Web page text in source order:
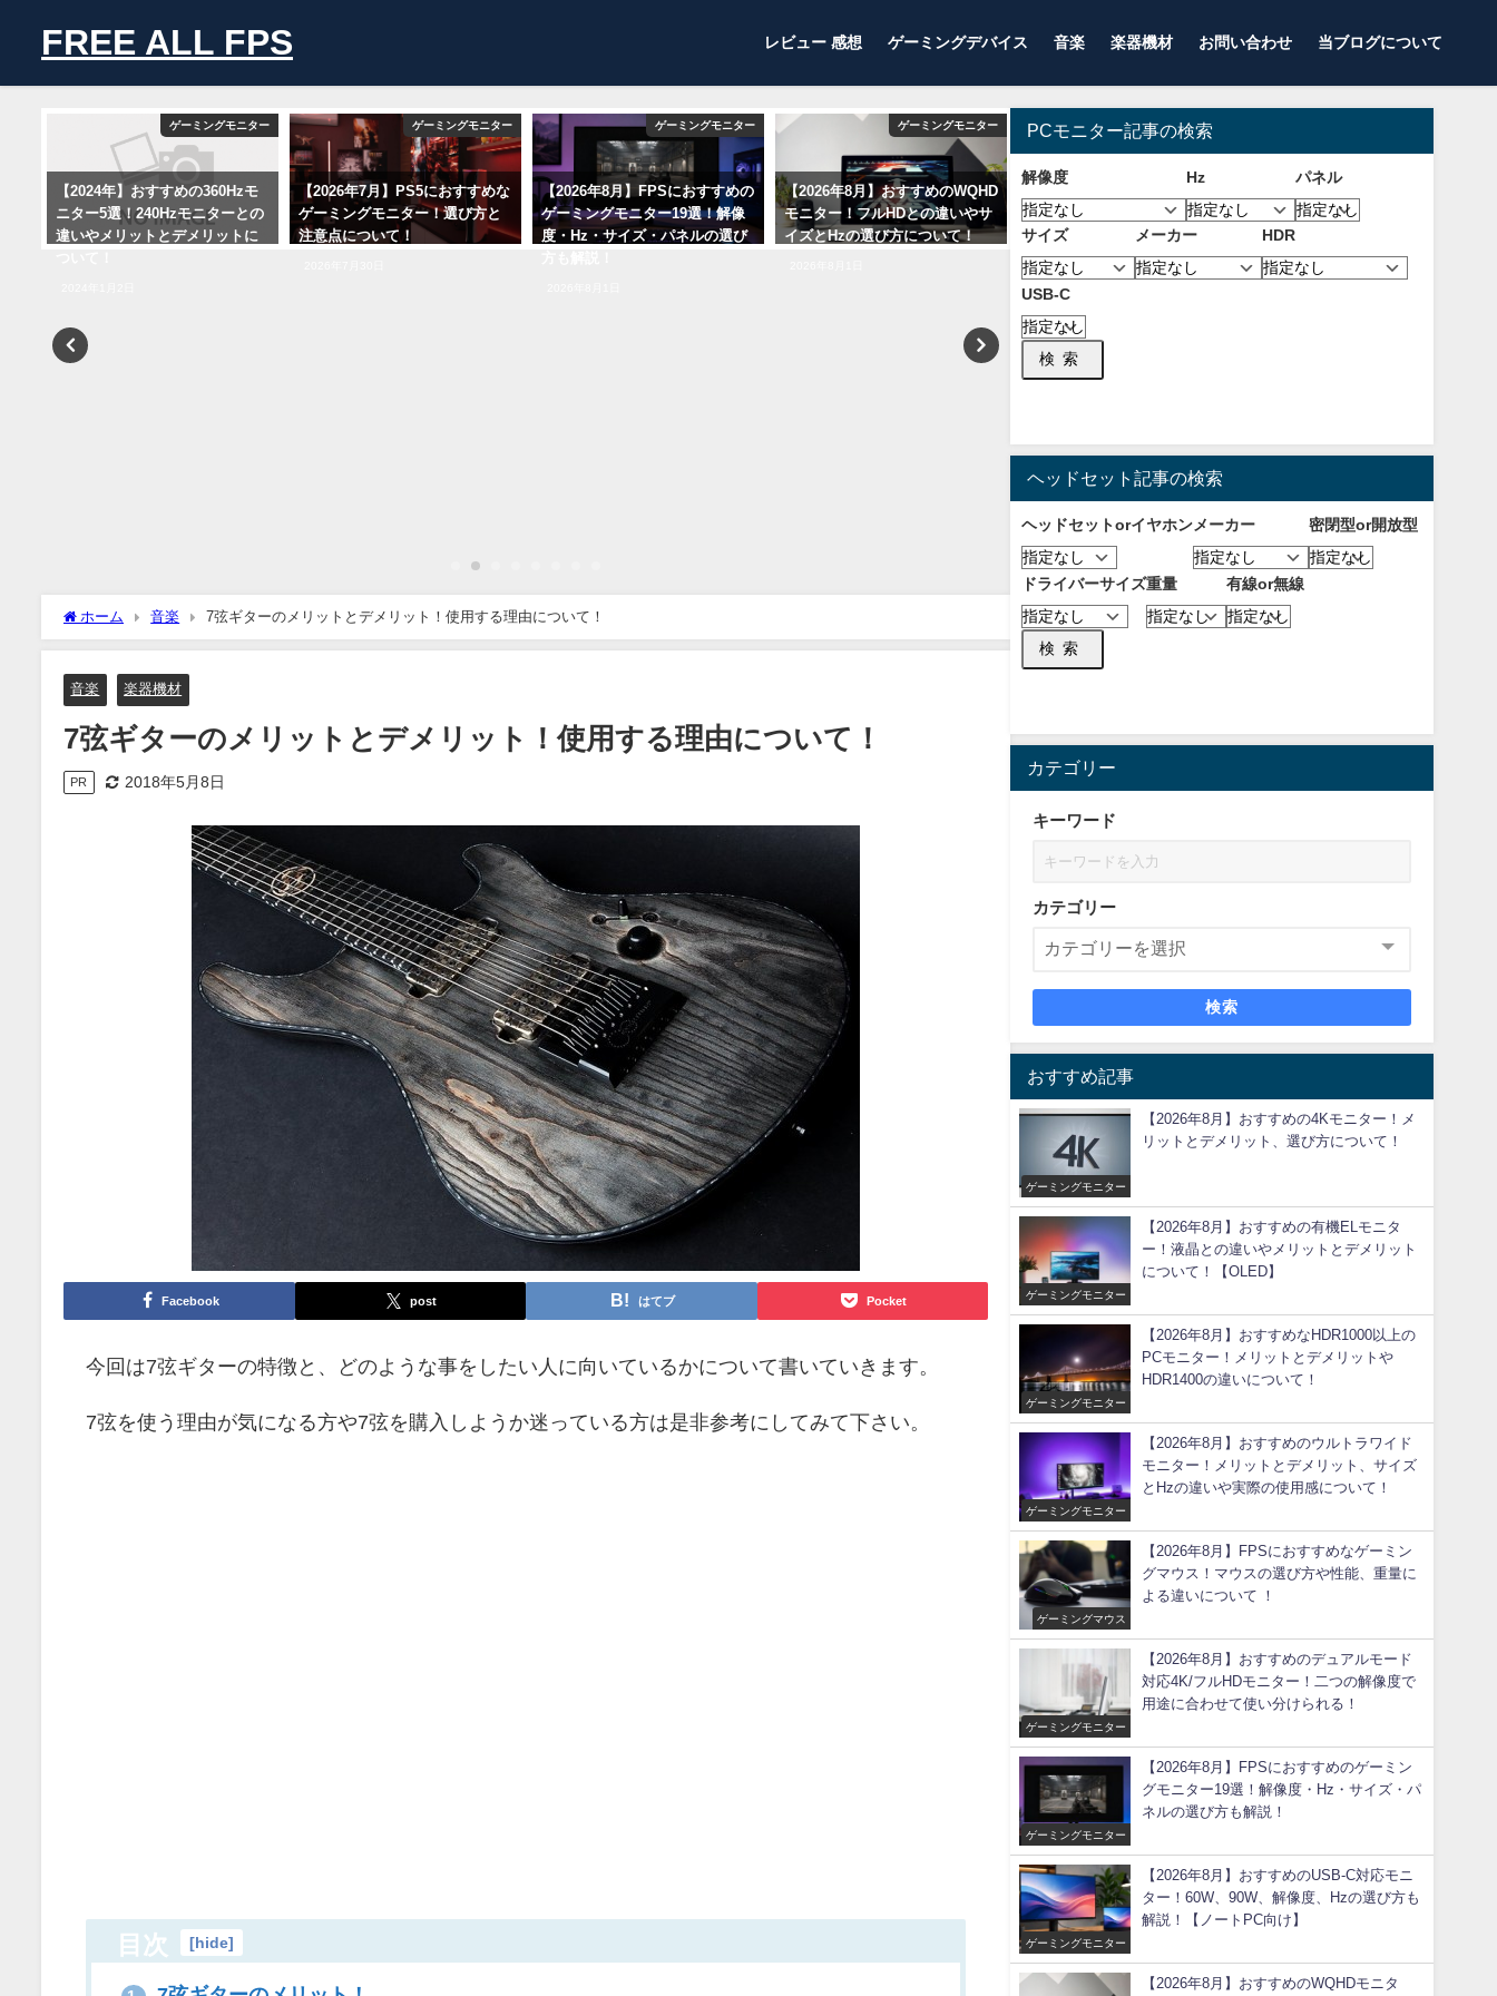
FREE ALL FPS レビュー 感想 ゲーミングデバイス 音楽 楽器機材 お問い合わせ 当ブログについて
ゲーミングモニター
【2026年7月】PS5におすすめな
ゲーミングモニター！選び方と
注意点について！
ゲーミングモニター
【2026年8月】FPSにおすすめの
ゲーミングモニター19選！解像
度・Hz・サイズ・パネルの選び
ゲーミングモニター
【2026年8月】おすすめのWQHD
モニター！フルHDとの違いやサ
イズとHzの選び方について！
ゲーミングヘッドセット
【2024年】ゲーム実況、配信に
おすすめなマイク！ヘッドセッ
トとの違いと選び方について！
ゲーミングデバイス
法！海外サーバーにするメリッ
トとおすすめなVPNについて！
【Steam版も可能】
2023年10月10日
ー、配信者115人の使用コントロ
ーラーランキング！人気モデル
の解説！【PAD】
ホーム 音楽 7弦ギターのメリットとデメリット！使用する理由について！
音楽 楽器機材
7弦ギターのメリットとデメリット！使用する理由について！
PR 2018年5月8日
Facebook post はてブ Pocket
今回は7弦ギターの特徴と、どのような事をしたい人に向いているかについて書いていきます。
7弦を使う理由が気になる方や7弦を購入しようか迷っている方は是非参考にしてみて下さい。
目次 [ hide]
PCモニター記事の検索
解像度 Hz パネル
サイズ メーカー HDR
USB-C
検索
ヘッドセット記事の検索
ヘッドセットorイヤホン メーカー 密閉型or開放型
ドライバーサイズ重量 有線or無線
検索
カテゴリー
キーワード
カテゴリー
検索
おすすめ記事
ゲーミングモニター
【2026年8月】おすすめの4Kモニター！メ
リットとデメリット、選び方について！
ゲーミングモニター
【2026年8月】おすすめの有機ELモニタ
ー！液晶との違いやメリットとデメリット
について！【OLED】
ゲーミングモニター
【2026年8月】おすすめなHDR1000以上の
PCモニター！メリットとデメリットや
HDR1400の違いについて！
ゲーミングモニター
【2026年8月】おすすめのウルトラワイド
モニター！メリットとデメリット、サイズ
とHzの違いや実際の使用感について！
ゲーミングマウス
【2026年8月】FPSにおすすめなゲーミン
グマウス！マウスの選び方や性能、重量に
よる違いについて ！
ゲーミングモニター
【2026年8月】おすすめのデュアルモード
対応4K/フルHDモニター！二つの解像度で
用途に合わせて使い分けられる！
ゲーミングモニター
【2026年8月】FPSにおすすめのゲーミン
グモニター19選！解像度・Hz・サイズ・パ
ネルの選び方も解説！
ゲーミングモニター
【2026年8月】おすすめのUSB-C対応モニ
ター！60W、90W、解像度、Hzの選び方も
解説！【ノートPC向け】
【2026年8月】おすすめのWQHDモニタ